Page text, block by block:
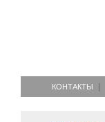
КОНТАКТЫ